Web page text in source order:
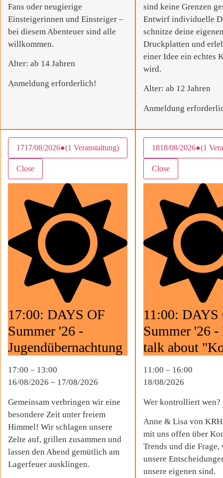
Fans oder neugierige
Einsteigerinnen und Einsteiger –
bei diesem Abenteuer sind alle
willkommen.
Alter: ab 14 Jahren
Anmeldung erforderlich!
sind keine Grenzen
Entwirf individuelle
schnitze deine
Druckplatten und
einer Idee ein echtes
wird.
Alter: ab 12 Jahren
Anmeldung
1717/08/2026●(1 Veranstaltung)
Close
17:00: DAYS OF
Summer '26 -
Jugend­über­nachtung
17:00 – 13:00
16/08/2026 – 17/08/2026
Gemeinsam verbringen wir eine
besondere Zeit unter freiem
Himmel! Wir schlagen unsere
Zelte auf, grillen zusammen und
lassen den Abend gemütlich am
Lagerfeuer ausklingen.
1818/08/2026●(1
Close
11:00: DAYS
Summer '26 -
talk about
11:00 – 16:00
18/08/2026
Wer kontrolliert wen?
Anne & Lisa von
mit uns offen über
Trends und die Frage,
unsere
unsere eigenen sind.